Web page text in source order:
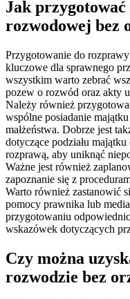
Jak
rozwodowej bez
Przygotowanie do
kluczowe dla sprawnego
wszystkim warto zebrać
pozew o rozwód oraz akty
Należy również
wspólne posiadanie
małżeństwa. Dobrze jest
dotyczące podziału
rozprawą, aby uniknąć
Ważne jest również
zapoznanie się z
Warto również zastanowić
pomocy prawnika lub
przygotowaniu
wskazówek dotyczących
Czy można
rozwodzie bez